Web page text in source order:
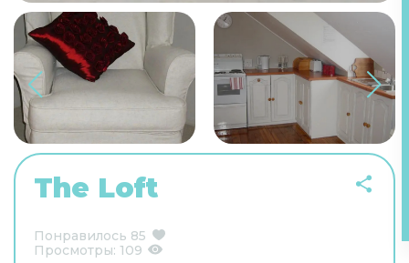
The Loft
Понравилось 85
Просмотры: 109